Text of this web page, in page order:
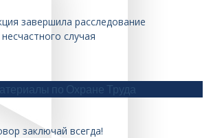
завершила расследование
случая
по Охране Труда
заключай всегда!